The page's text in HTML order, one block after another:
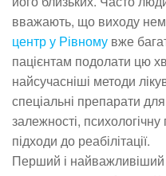
вважають, що виходу
центр у Рівному вже
пацієнтам подолати цю
найсучасніші методи
спеціальні препарати
залежності, психологічну
підходи до реабілітації.
Перший і